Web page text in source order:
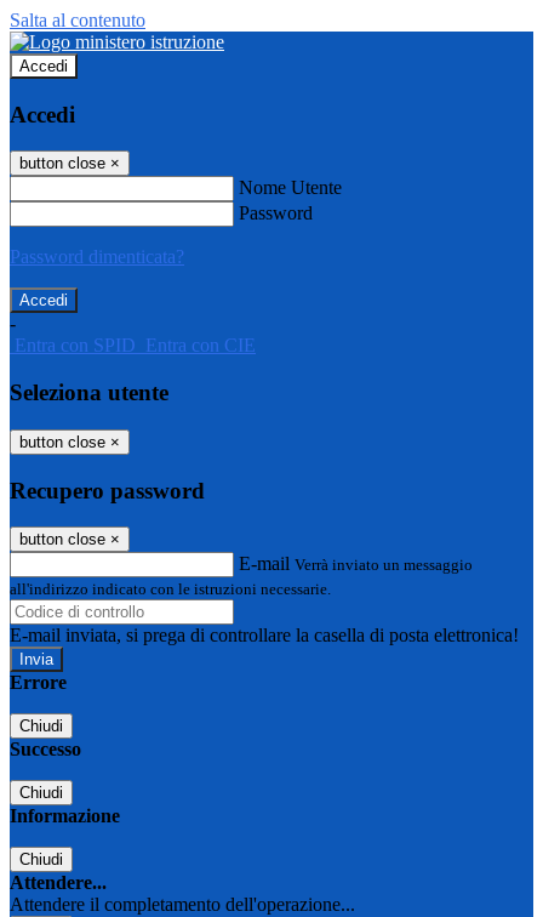
Salta al contenuto
Accedi
Accedi
button close ×
Nome Utente
Password
Password dimenticata?
-
Entra con SPID Entra con CIE
Seleziona utente
button close ×
Recupero password
button close ×
E-mail Verrà inviato un messaggio
all'indirizzo indicato con le istruzioni necessarie.
E-mail inviata, si prega di controllare la casella di posta elettronica!
Errore
Chiudi
Successo
Chiudi
Informazione
Chiudi
Attendere...
Attendere il completamento dell'operazione...